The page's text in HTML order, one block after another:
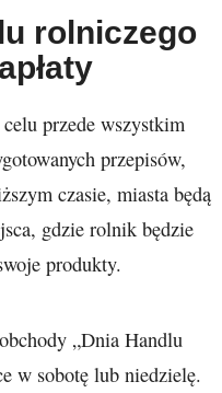
rolniczego
przede wszystkim
przepisów,
czasie, miasta będą
gdzie rolnik będzie
produkty.
„Dnia Handlu
w sobotę lub niedzielę.